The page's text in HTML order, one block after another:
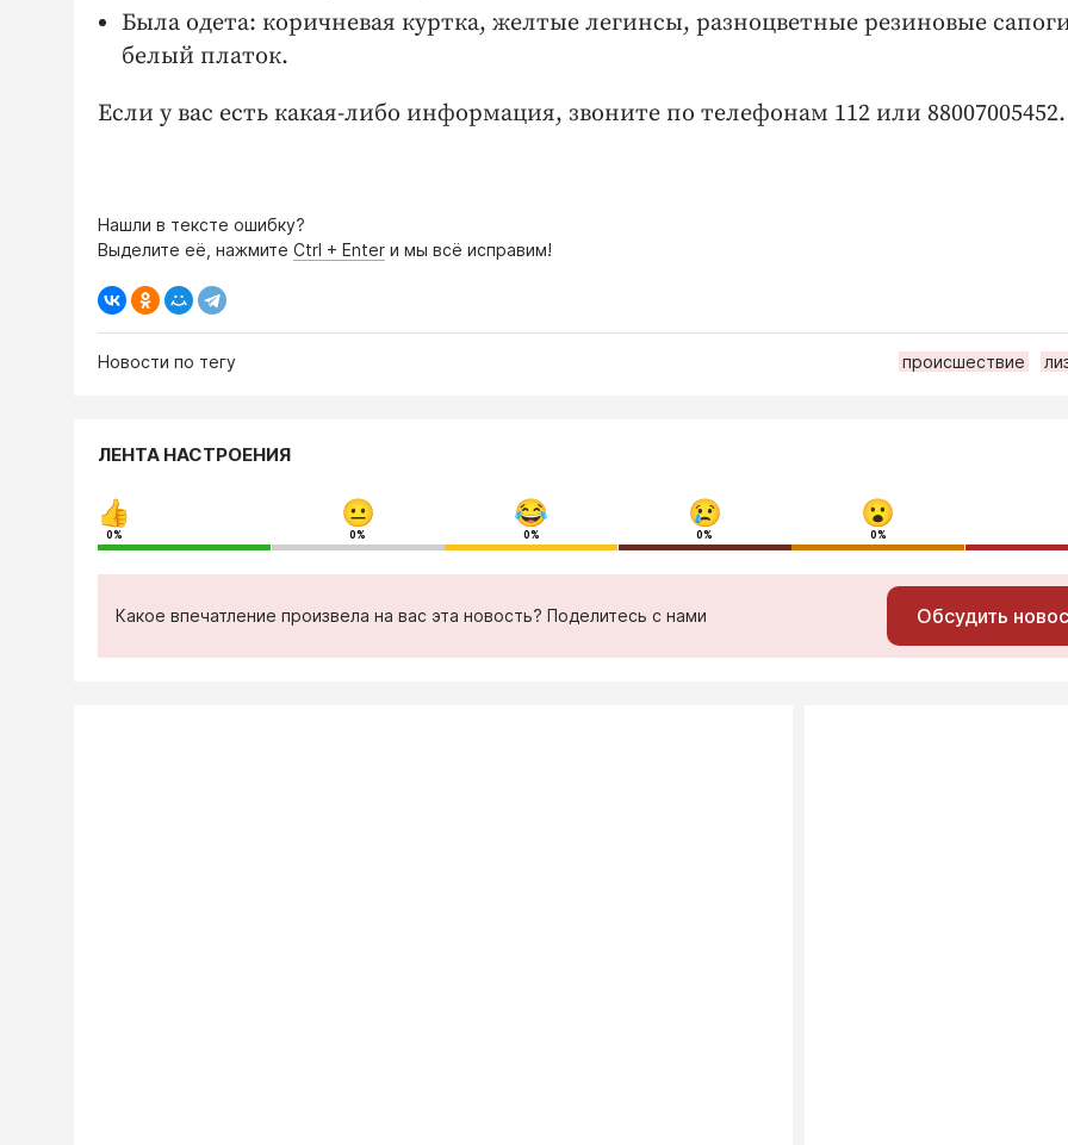
Была одета: коричневая куртка, желтые легинсы, разноцветные резиновые
белый платок.
Если у вас есть какая-либо информация, звоните по телефонам 112 или 88007005452.
Нашли в тексте ошибку?
Выделите её, нажмите Ctrl + Enter и мы всё исправим!
Новости по тегу происшествие
ЛЕНТА НАСТРОЕНИЯ
0% 0% 0% 0% 0%
Какое впечатление произвела на вас эта новость? Поделитесь с нами Обсудить